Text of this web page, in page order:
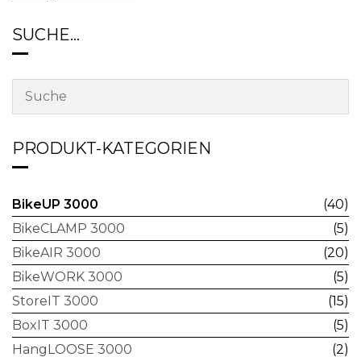
SUCHE…
PRODUKT-KATEGORIEN
BikeUP 3000
(40)
BikeCLAMP 3000
(5)
BikeAIR 3000
(20)
BikeWORK 3000
(5)
StoreIT 3000
(15)
BoxIT 3000
(5)
HangLOOSE 3000
(2)